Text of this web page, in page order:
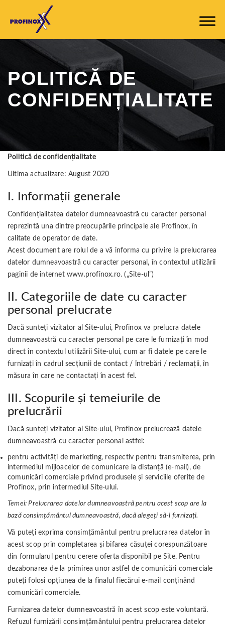
POLITICĂ DE
CONFIDENȚIALITATE
Politică de confidențialitate
Ultima actualizare: August 2020
I. Informații generale
Confidențialitatea datelor dumneavoastră cu caracter personal
reprezintă una dintre preocupările principale ale Profinox, în
calitate de operator de date.
Acest document are rolul de a vă informa cu privire la prelucrarea
datelor dumneavoastră cu caracter personal, în contextul utilizării
paginii de internet www.profinox.ro. („Site-ul”)
II. Categoriile de date cu caracter
personal prelucrate
Dacă sunteți vizitator al Site-ului, Profinox va prelucra datele
dumneavoastră cu caracter personal pe care le furnizați în mod
direct în contextul utilizării Site-ului, cum ar fi datele pe care le
furnizați în cadrul secțiunii de contact / întrebări / reclamații, în
măsura în care ne contactați în acest fel.
III. Scopurile și temeiurile de
prelucrării
Dacă sunteți vizitator al Site-ului, Profinox prelucrează datele
dumneavoastră cu caracter personal astfel:
pentru activităţi de marketing, respectiv pentru transmiterea, prin
intermediul mijloacelor de comunicare la distanţă (e-mail), de
comunicări comerciale privind produsele şi serviciile oferite de
Profinox, prin intermediul Site-ului.
Temei: Prelucrarea datelor dumneavoastră pentru acest scop are la
bază consimțământul dumneavoastră, dacă alegeți să-l furnizați.
Vă puteți exprima consimțământul pentru prelucrarea datelor în
acest scop prin completarea și bifarea căsuței corespunzătoare
din formularul pentru cerere oferta disponibil pe Site. Pentru
dezabonarea de la primirea unor astfel de comunicări comerciale
puteți folosi opţiunea de la finalul fiecărui e-mail conţinând
comunicări comerciale.
Furnizarea datelor dumneavoastră în acest scop este voluntară.
Refuzul furnizării consimțământului pentru prelucrarea datelor